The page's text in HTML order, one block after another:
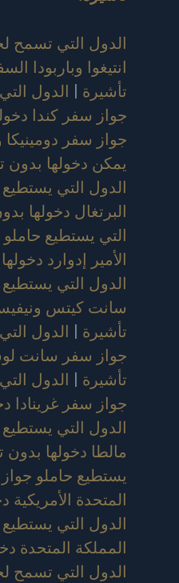
الدول التي تسمح
انتيغوا وباربودا
تأشيرة | الدول
جواز سفر كندا
جواز سفر دومينيكا
يمكن دخولها بدون
الدول التي
البرتغال دخولها
التي يستطيع
الأمير إدوارد
الدول التي
سانت كيتس
تأشيرة | الدول
جواز سفر سانت
تأشيرة | الدول
جواز سفر غرينادا
الدول التي
مالطا دخولها بدون
يستطيع حاملو
المتحدة الأمريكية
الدول التي
المملكة المتحدة
الدول التي تسمح